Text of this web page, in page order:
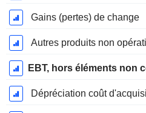
Gains (pertes) de change
Autres produits non
EBT, hors éléments non
Dépréciation coût